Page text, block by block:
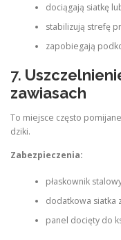
dociągają siatkę
stabilizują strefę
zapobiegają
7.
zawiasach
To miejsce często
dziki.
Zabezpieczenia:
płaskownik
dodatkowa siatka
panel docięty do